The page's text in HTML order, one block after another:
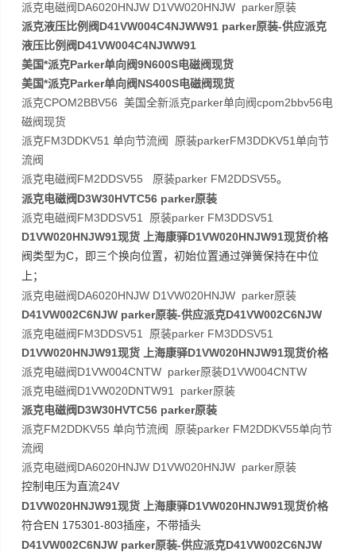
派克电磁阀DA6020HNJW D1VW020HNJW parker原装
派克液压比例阀D41VW004C4NJWW91 parker原装-供应派克
液压比例阀D41VW004C4NJWW91
美国*派克Parker单向阀9N600S电磁阀现货
美国*派克Parker单向阀NS400S电磁阀现货
派克CPOM2BBV56 美国全新派克parker单向阀cpom2bbv56电
磁阀现货
派克FM3DDKV51 单向节流阀 原装parkerFM3DDKV51单向节
流阀
派克电磁阀FM2DDSV55 原装parker FM2DDSV55。
派克电磁阀D3W30HVTC56 parker原装
派克电磁阀FM3DDSV51 原装parker FM3DDSV51
D1VW020HNJW91现货 上海康驿D1VW020HNJW91现货价格
阀类型为C，即三个换向位置，初始位置通过弹簧保持在中位
上；
派克电磁阀DA6020HNJW D1VW020HNJW parker原装
D41VW002C6NJW parker原装-供应派克D41VW002C6NJW
派克电磁阀FM3DDSV51 原装parker FM3DDSV51
D1VW020HNJW91现货 上海康驿D1VW020HNJW91现货价格
派克电磁阀D1VW004CNTW parker原装D1VW004CNTW
派克电磁阀D1VW020DNTW91 parker原装
派克电磁阀D3W30HVTC56 parker原装
派克FM2DDKV55 单向节流阀 原装parker FM2DDKV55单向节
流阀
派克电磁阀DA6020HNJW D1VW020HNJW parker原装
控制电压为直流24V
D1VW020HNJW91现货 上海康驿D1VW020HNJW91现货价格
符合EN 175301-803插座，不带插头
D41VW002C6NJW parker原装-供应派克D41VW002C6NJW